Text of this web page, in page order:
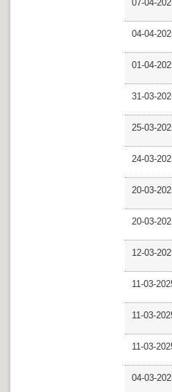
07-04-
04-04-
01-04-
31-03-
25-03-
24-03-
20-03-
20-03-
12-03-
11-03-
11-03-
11-03-
04-03-